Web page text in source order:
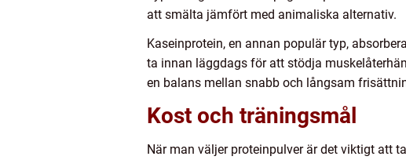
att smälta jämfört med animaliska alternativ.
Kaseinprotein, en annan populär typ,
ta innan läggdags för att stödja
en balans mellan snabb och långsam
Kost och träningsmål
När man väljer proteinpulver är det viktigt att